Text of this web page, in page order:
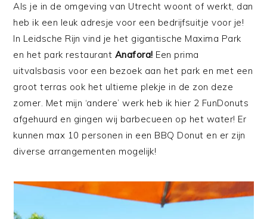
Als je in de omgeving van Utrecht woont of werkt, dan
heb ik een leuk adresje voor een bedrijfsuitje voor je!
In Leidsche Rijn vind je het gigantische Maxima Park
en het park restaurant Anafora! Een prima
uitvalsbasis voor een bezoek aan het park en met een
groot terras ook het ultieme plekje in de zon deze
zomer. Met mijn ‘andere’ werk heb ik hier 2 FunDonuts
afgehuurd en gingen wij barbecueen op het water! Er
kunnen max 10 personen in een BBQ Donut en er zijn
diverse arrangementen mogelijk!